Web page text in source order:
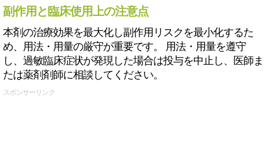
副作用と臨床使用上の注意点
本剤の治療効果を最大化し副作用リスクを最小化するた
め、用法・用量の厳守が重要です。 用法・用量を遵守
し、過敏臨床症状が発現した場合は投与を中止し、医師ま
たは薬剤剤師に相談してください。
スポンサーリンク